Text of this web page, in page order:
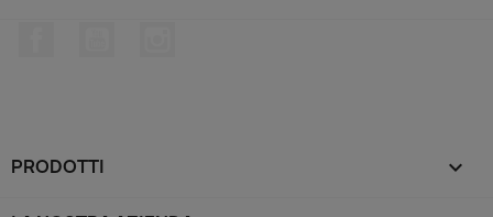
PRODOTTI 